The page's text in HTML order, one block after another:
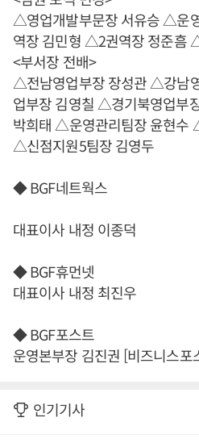
△영업개발부문장 서유승 △운
역장 김민형 △2권역장 정준흠
<부서장 전배>
△전남영업부장 장성관 △강남
업부장 김영칠 △경기북영업부
박희태 △운영관리팀장 윤현수
△신점지원5팀장 김영두
◆ BGF네트웍스
대표이사 내정 이종덕
◆ BGF휴먼넷
대표이사 내정 최진우
◆ BGF포스트
운영본부장 김진권 [비즈니스포
인기기사